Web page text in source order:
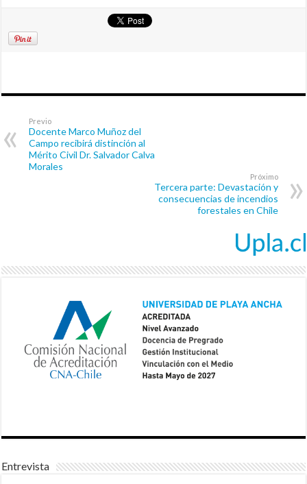
Previo
Docente Marco Muñoz del
Campo recibirá distinción al
Mérito Civil Dr. Salvador Calva
Morales
Próximo
Tercera parte: Devastación y
consecuencias de incendios
forestales en Chile
Entrevista